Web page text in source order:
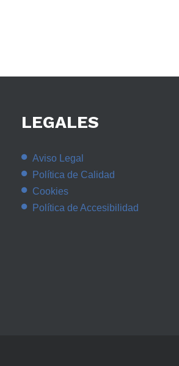
LEGALES
Aviso Legal
Política de Calidad
Cookies
Política de Accesibilidad